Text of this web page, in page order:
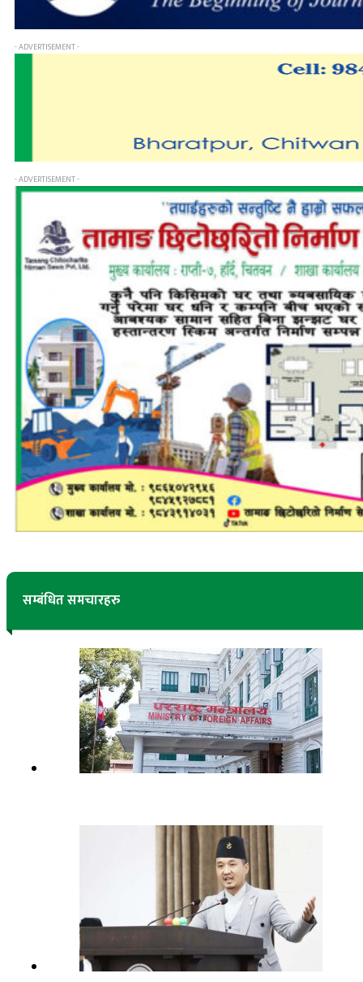
- ADVERTISEMENT -
- ADVERTISEMENT -
सम्बंधित समचारहरु